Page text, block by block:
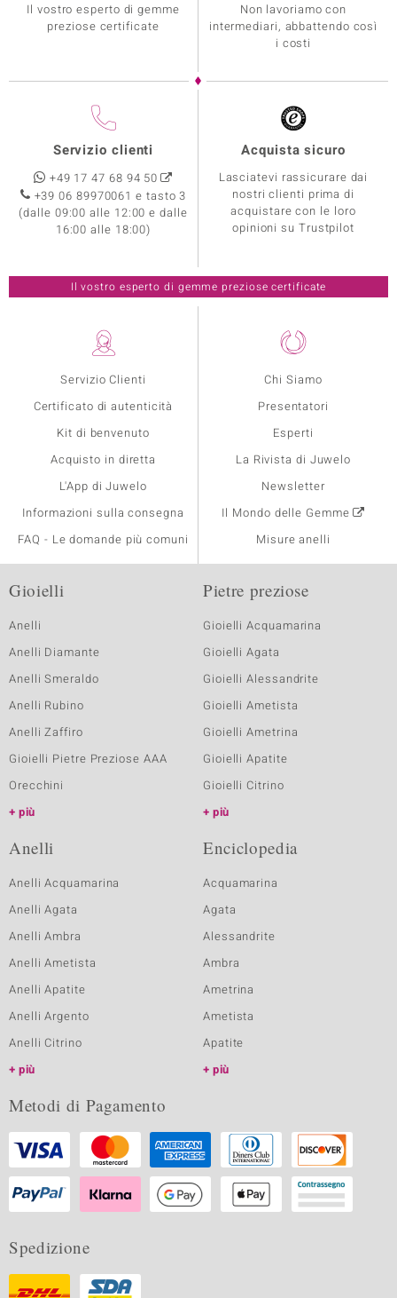
Servizio Clienti
Certificato di autenticità
Kit di benvenuto
Acquisto in diretta
L'App di Juwelo
Informazioni sulla consegna
FAQ - Le domande più comuni
Chi Siamo
Presentatori
Esperti
La Rivista di Juwelo
Newsletter
Il Mondo delle Gemme
Misure anelli
Il vostro esperto di gemme
preziose certificate
Non lavoriamo con
intermediari, abbattendo così
i costi
Servizio clienti
+49 17 47 68 94 50
+39 06 89970061 e tasto 3
(dalle 09:00 alle 12:00 e dalle
16:00 alle 18:00)
Acquista sicuro
Lasciatevi rassicurare dai
nostri clienti prima di
acquistare con le loro
opinioni su Trustpilot
Il vostro esperto di gemme preziose certificate
Gioielli
Anelli
Anelli Diamante
Anelli Smeraldo
Anelli Rubino
Anelli Zaffiro
Gioielli Pietre Preziose AAA
Orecchini
più
Pietre preziose
Gioielli Acquamarina
Gioielli Agata
Gioielli Alessandrite
Gioielli Ametista
Gioielli Ametrina
Gioielli Apatite
Gioielli Citrino
più
Anelli
Anelli Acquamarina
Anelli Agata
Anelli Ambra
Anelli Ametista
Anelli Apatite
Anelli Argento
Anelli Citrino
più
Enciclopedia
Acquamarina
Agata
Alessandrite
Ambra
Ametrina
Ametista
Apatite
più
Metodi di Pagamento
Spedizione